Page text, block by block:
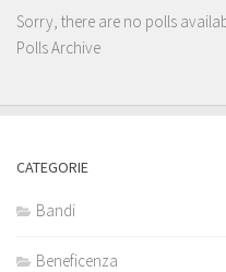
Sorry, there are no polls
Polls Archive
CATEGORIE
Bandi
Beneficenza